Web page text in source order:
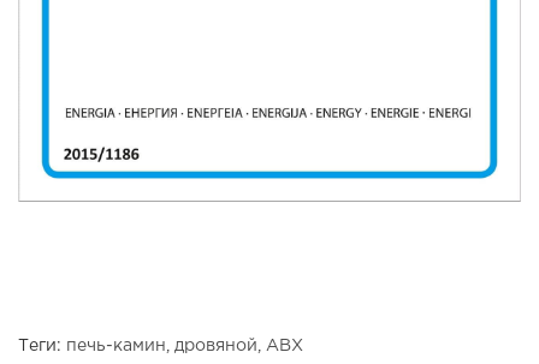
Теги: печь-камин дровяной ABX